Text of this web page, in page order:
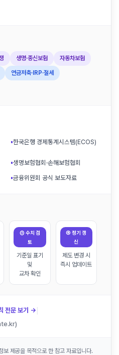
생명·종신보험 자동차보험
연금저축·IRP·절세
▪한국은행 경제통계시스템(ECOS)
▪생명보험협회·손해보험협회
▪금융위원회 공식 보도자료
③ 수치 검
토
기준일 표기
및
교차 확인
④ 정기 갱
신
제도 변경 시
즉시 업데이트
전문 보기 → |
보 제공을 목적으로 한 참고 자료입니다.